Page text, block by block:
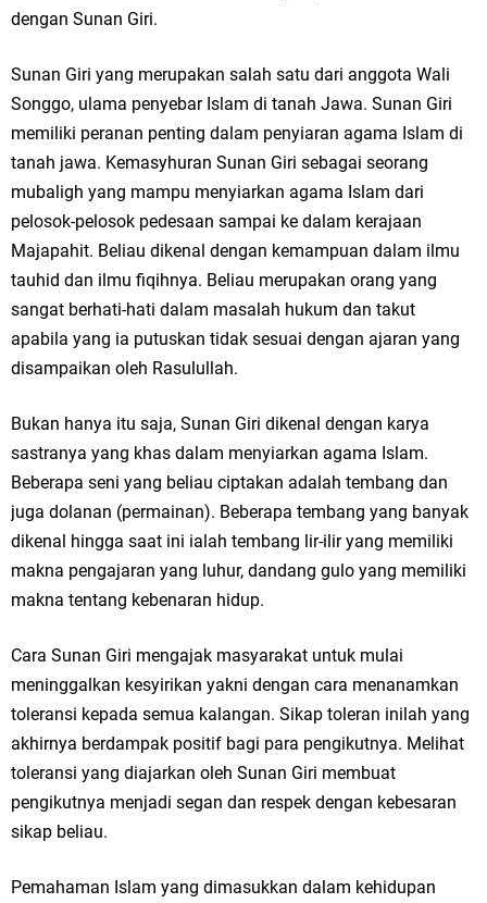
dengan Sunan Giri.
Sunan Giri yang merupakan salah satu dari anggota Wali
Songgo, ulama penyebar Islam di tanah Jawa. Sunan Giri
memiliki peranan penting dalam penyiaran agama Islam di
tanah jawa. Kemasyhuran Sunan Giri sebagai seorang
mubaligh yang mampu menyiarkan agama Islam dari
pelosok-pelosok pedesaan sampai ke dalam kerajaan
Majapahit. Beliau dikenal dengan kemampuan dalam ilmu
tauhid dan ilmu fiqihnya. Beliau merupakan orang yang
sangat berhati-hati dalam masalah hukum dan takut
apabila yang ia putuskan tidak sesuai dengan ajaran yang
disampaikan oleh Rasulullah.
Bukan hanya itu saja, Sunan Giri dikenal dengan karya
sastranya yang khas dalam menyiarkan agama Islam.
Beberapa seni yang beliau ciptakan adalah tembang dan
juga dolanan (permainan). Beberapa tembang yang banyak
dikenal hingga saat ini ialah tembang lir-ilir yang memiliki
makna pengajaran yang luhur, dandang gulo yang memiliki
makna tentang kebenaran hidup.
Cara Sunan Giri mengajak masyarakat untuk mulai
meninggalkan kesyirikan yakni dengan cara menanamkan
toleransi kepada semua kalangan. Sikap toleran inilah yang
akhirnya berdampak positif bagi para pengikutnya. Melihat
toleransi yang diajarkan oleh Sunan Giri membuat
pengikutnya menjadi segan dan respek dengan kebesaran
sikap beliau.
Pemahaman Islam yang dimasukkan dalam kehidupan